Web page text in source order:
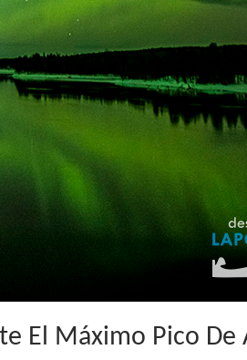
El Máximo Pico De